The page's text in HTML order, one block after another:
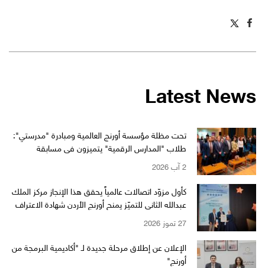
Latest News
تحت مظلة مؤسسة أورنج العالمية ومبادرة "مدرستي":
طلاب "المدارس الرقمية" يتميزون في مسابقة
2 آب 2026
كأول مزوّد اتصالات عالمياً يحقق هذا الإنجاز مركز الملك
عبدالله الثاني للتميّز يمنح أورنج الأردن شهادة الاعتراف
27 تموز 2026
الإعلان عن إطلاق مرحلة جديدة لـ "أكاديمية البرمجة من
أورنج"